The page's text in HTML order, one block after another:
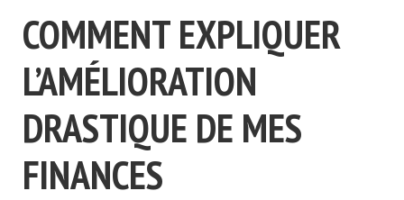
COMMENT EXPLIQUER
L’AMÉLIORATION
DRASTIQUE DE MES
FINANCES